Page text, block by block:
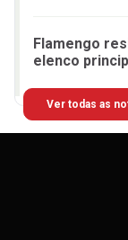
Flamengo
elenco
Ver todas as